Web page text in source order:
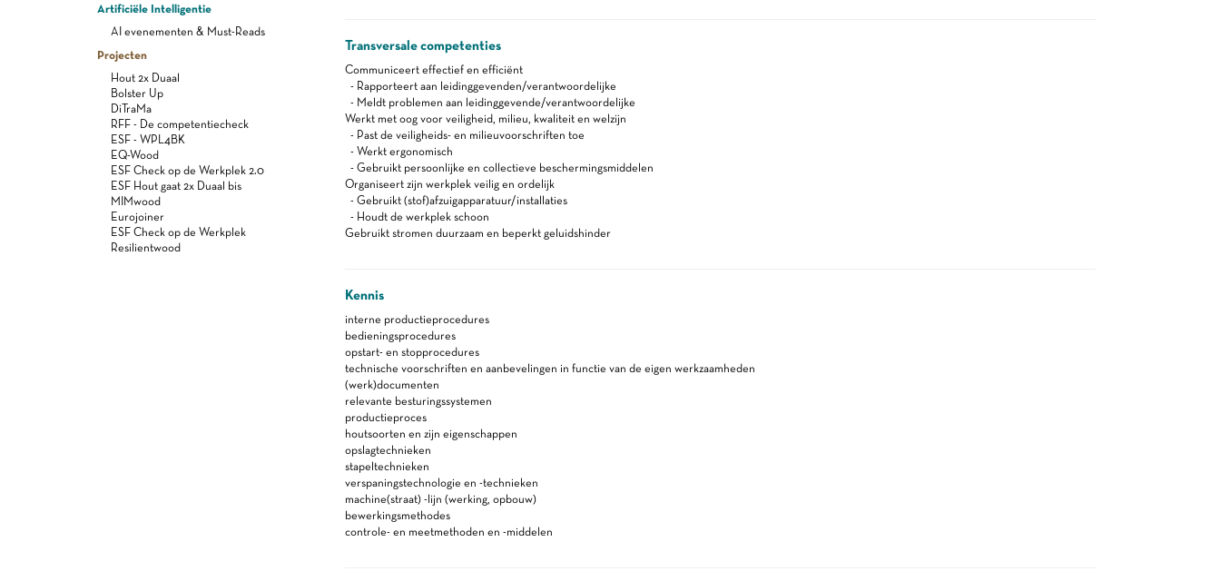
Artificiële Intelligentie
AI evenementen & Must-Reads
Projecten
Hout 2x Duaal
Bolster Up
DiTraMa
RFF - De competentiecheck
ESF - WPL4BK
EQ-Wood
ESF Check op de Werkplek 2.0
ESF Hout gaat 2x Duaal bis
MIMwood
Eurojoiner
ESF Check op de Werkplek
Resilientwood
Transversale competenties
Communiceert effectief en efficiënt
- Rapporteert aan leidinggevenden/verantwoordelijke
- Meldt problemen aan leidinggevende/verantwoordelijke
Werkt met oog voor veiligheid, milieu, kwaliteit en welzijn
- Past de veiligheids- en milieuvoorschriften toe
- Werkt ergonomisch
- Gebruikt persoonlijke en collectieve beschermingsmiddelen
Organiseert zijn werkplek veilig en ordelijk
- Gebruikt (stof)afzuigapparatuur/installaties
- Houdt de werkplek schoon
Gebruikt stromen duurzaam en beperkt geluidshinder
Kennis
interne productieprocedures
bedieningsprocedures
opstart- en stopprocedures
technische voorschriften en aanbevelingen in functie van de eigen werkzaamheden
(werk)documenten
relevante besturingssystemen
productieproces
houtsoorten en zijn eigenschappen
opslagtechnieken
stapeltechnieken
verspaningstechnologie en -technieken
machine(straat) -lijn (werking, opbouw)
bewerkingsmethodes
controle- en meetmethoden en -middelen